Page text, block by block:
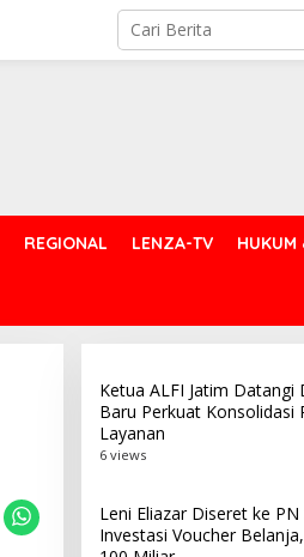
REGIONAL LENZA-TV HUKUM
Ketua ALFI Jatim Datangi
Baru Perkuat Konsolidasi
Layanan
6 views
Leni Eliazar Diseret ke
Investasi Voucher